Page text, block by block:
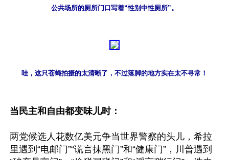
公共场所的厕所门口写着“性别中性厕所”。
哇，这只苍蝇拍摄的太清晰了，不过落脚的地方实在太不寻常！
当民主和自由都变味儿时：
两党候选人花数亿美元争当世界警察的头儿，希拉
里遇到“电邮门”“谎言抹黑门”和“健康门”，川普遇到